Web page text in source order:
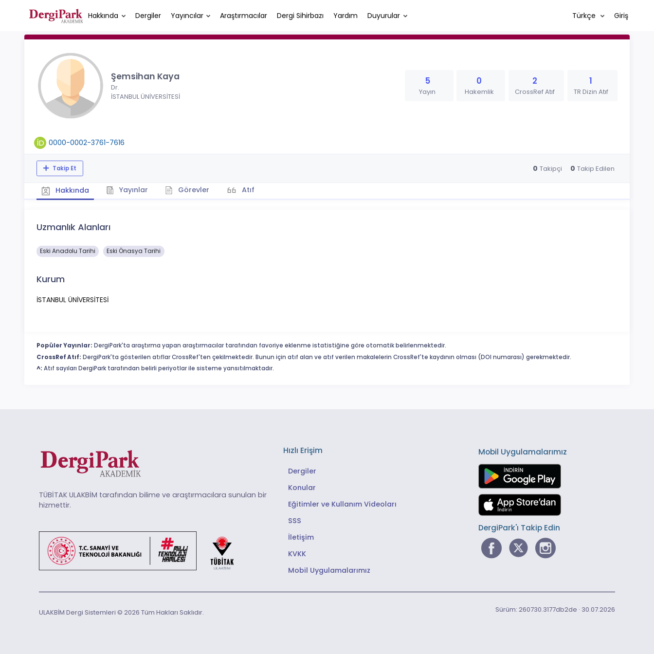
Hakkında Dergiler Yayıncılar Araştırmacılar Dergi Sihirbazı Yardım Duyurular Türkçe Giriş
Şemsihan Kaya
Dr.
İSTANBUL ÜNİVERSİTESİ
5
Yayın
0
Hakemlik
2
CrossRef Atıf
1
TR Dizin Atıf
0000-0002-3761-7616
Takip Et 0 Takipçi 0 Takip Edilen
Hakkında Yayınlar Görevler Atıf
Uzmanlık Alanları
Eski Anadolu Tarihi Eski Önasya Tarihi
Kurum
İSTANBUL ÜNİVERSİTESİ
Popüler Yayınlar: DergiPark'ta araştırma yapan araştırmacılar tarafından favoriye eklenme istatistiğine göre otomatik belirlenmektedir.
CrossRef Atıf: DergiPark'ta gösterilen atıflar CrossRef'ten çekilmektedir. Bunun için atıf alan ve atıf verilen makalelerin CrossRef'te kaydının olması (DOI numarası) gerekmektedir.
^: Atıf sayıları DergiPark tarafından belirli periyotlar ile sisteme yansıtılmaktadır.
TÜBİTAK ULAKBİM tarafından bilime ve araştırmacılara sunulan bir
hizmettir.
Hızlı Erişim
Dergiler
Konular
Eğitimler ve Kullanım Videoları
SSS
İletişim
KVKK
Mobil Uygulamalarımız
Mobil Uygulamalarımız
DergiPark'ı Takip Edin
ULAKBİM Dergi Sistemleri © 2026 Tüm Hakları Saklıdır. Sürüm: 260730.3177db2de · 30.07.2026